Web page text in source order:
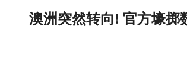
澳洲突然转向! 官方壕掷